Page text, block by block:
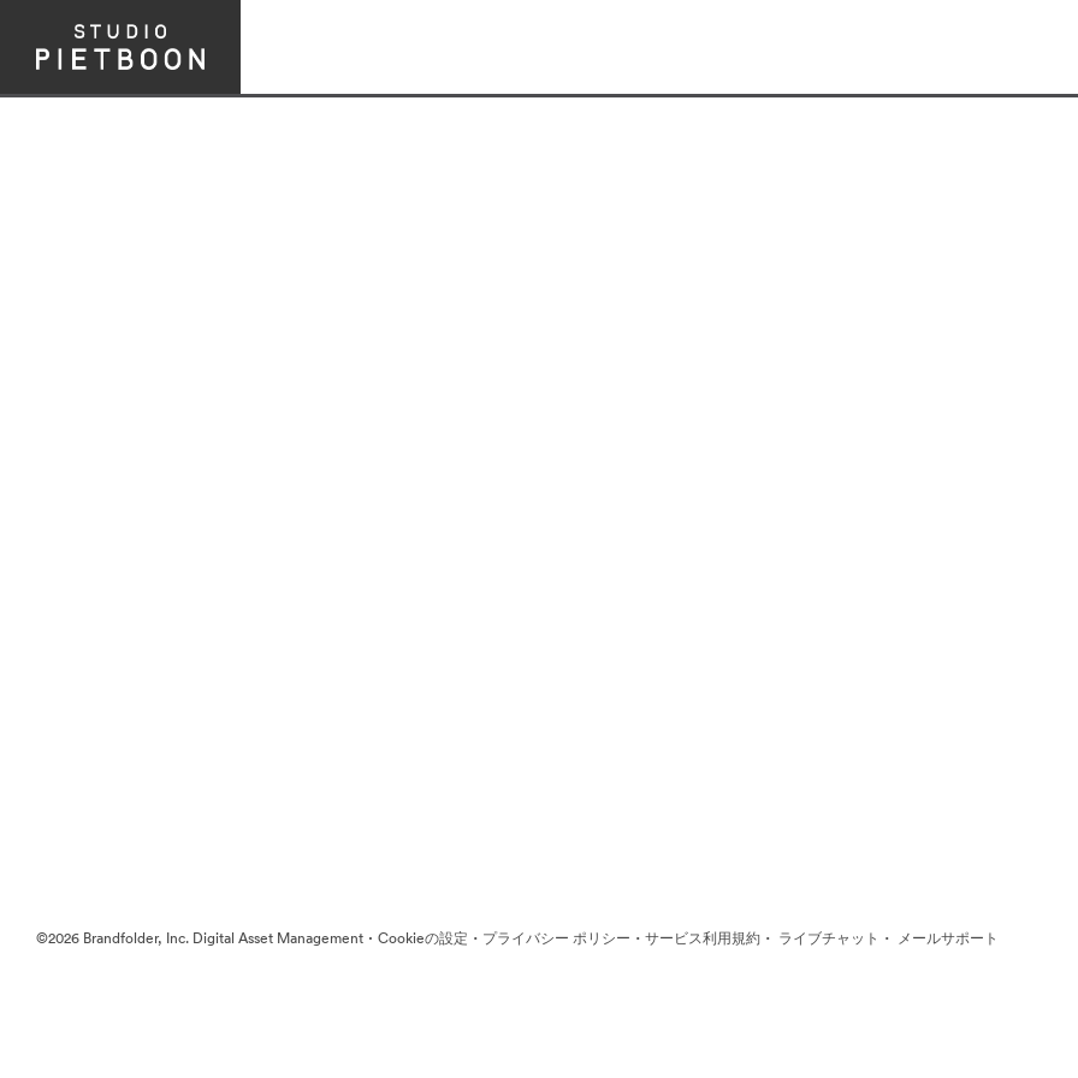
©2026 Brandfolder, Inc. Digital Asset Management · Cookieの設定 · プライバシー ポリシー · サービス利用規約 · ライブチャット · メールサポート